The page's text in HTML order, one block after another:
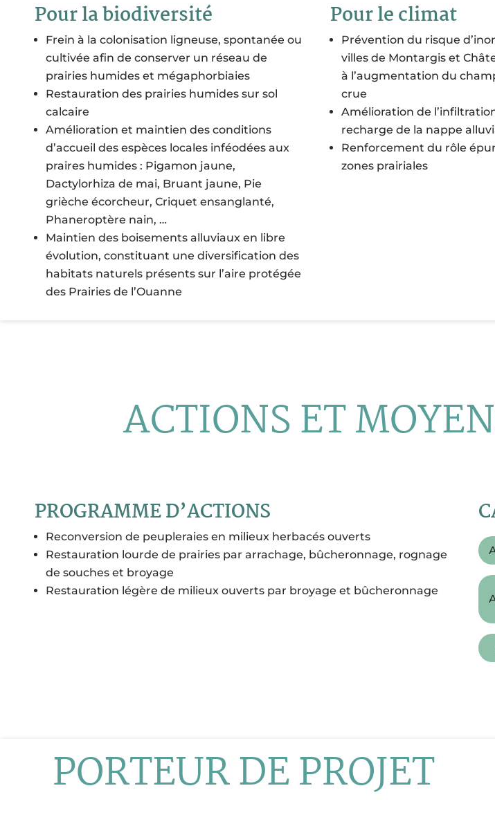
Pour la biodiversité
Frein à la colonisation ligneuse, spontanée ou
cultivée afin de conserver un réseau de
prairies humides et mégaphorbiaies
Restauration des prairies humides sur sol
calcaire
Amélioration et maintien des conditions
d’accueil des espèces locales inféodées aux
praires humides : Pigamon jaune,
Dactylorhiza de mai, Bruant jaune, Pie
grièche écorcheur, Criquet ensanglanté,
Phaneroptère nain, …
Maintien des boisements alluviaux en libre
évolution, constituant une diversification des
habitats naturels présents sur l’aire protégée
des Prairies de l’Ouanne
Pour le climat
Prévention du risque
villes de Montargis et
à l’augmentation du
crue
Amélioration de
recharge de la nappe
Renforcement du rôle
zones prairiales
ACTIONS ET
PROGRAMME D’ACTIONS
Reconversion de peupleraies en milieux herbacés ouverts
Restauration lourde de prairies par arrachage, bûcheronnage, rognage
de souches et broyage
Restauration légère de milieux ouverts par broyage et bûcheronnage
PORTEUR DE PROJET